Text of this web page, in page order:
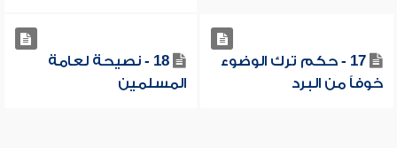
17 - حكم ترك الوضوء
خوفاً من البرد
18 - نصيحة لعامة
المسلمين